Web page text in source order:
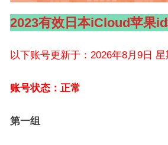
2023有效日本iCloud苹果
以下账号更新于：2026年8月9日 星
账号状态：正常
第一组